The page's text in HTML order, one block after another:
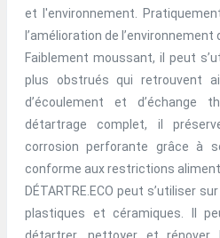
et l'environnement.
l’amélioration de l’environnement
Faiblement moussant, il peut
plus obstrués qui retrouvent
d’écoulement et d’échange
détartrage complet, il
corrosion perforante grâce à
conforme aux restrictions
DÉTARTRE.ECO peut s’utiliser
plastiques et céramiques. Il